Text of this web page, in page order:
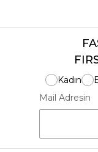
Kadın
Mail Adresin